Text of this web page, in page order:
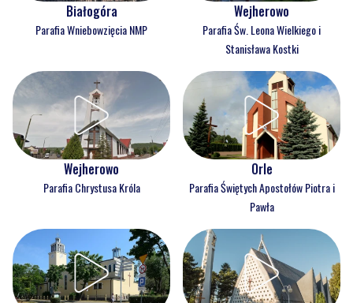
Białogóra
Parafia Wniebowzięcia NMP
Wejherowo
Parafia Św. Leona Wielkiego i
Stanisława Kostki
Wejherowo
Parafia Chrystusa Króla
Orle
Parafia Świętych Apostołów Piotra i
Pawła